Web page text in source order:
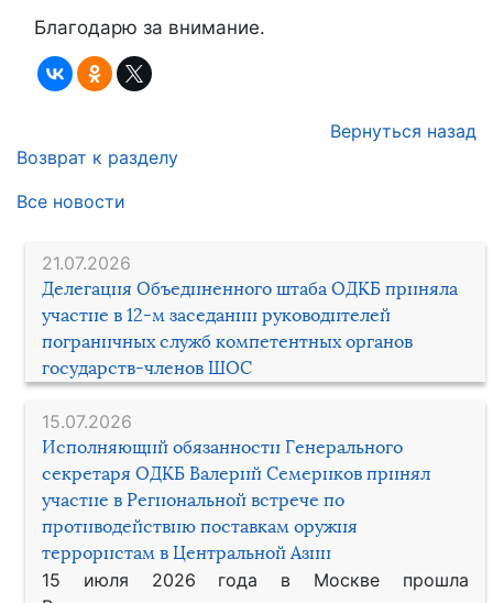
21.07.2026
Делегация Объединенного штаба ОДКБ приняла
участие в 12-м заседании руководителей
пограничных служб компетентных органов
государств-членов ШОС
15.07.2026
Исполняющий обязанности Генерального
секретаря ОДКБ Валерий Семериков принял
участие в Региональной встрече по
противодействию поставкам оружия
террористам в Центральной Азии
15 июля 2026 года в Москве прошла
Благодарю за внимание.
Вернуться назад
Возврат к разделу
Все новости